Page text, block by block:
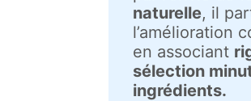
naturelle, il
l’amélioration
en associant
sélection
ingrédients.